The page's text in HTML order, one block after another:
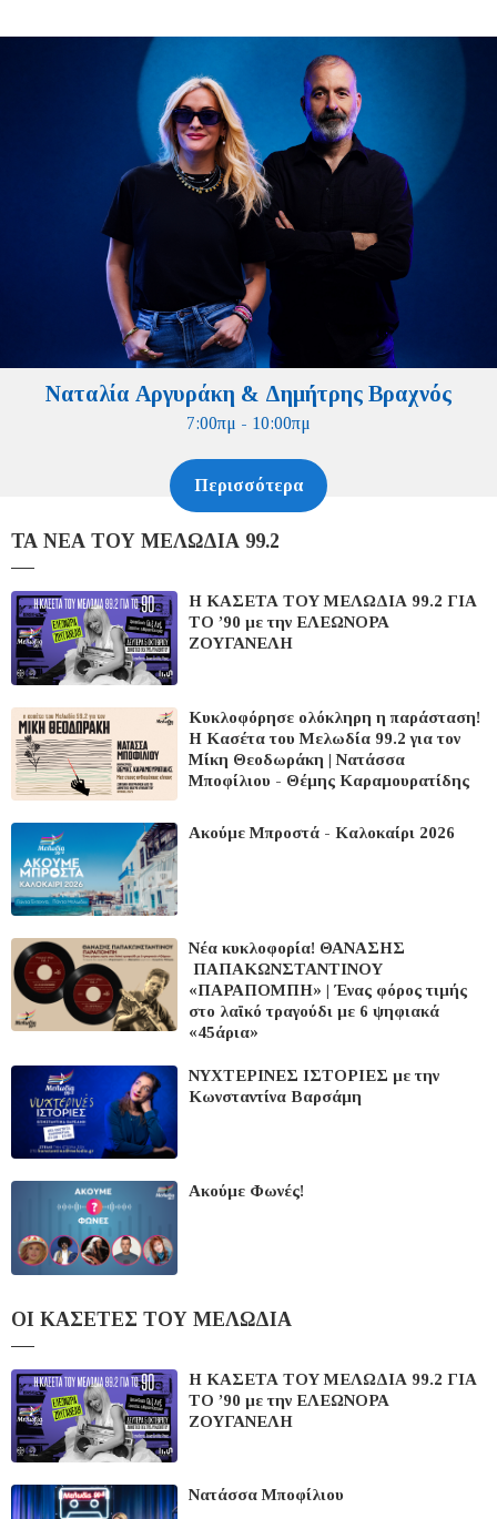
Ναταλία Αργυράκη & Δημήτρης Βραχνός
7:00πμ - 10:00πμ
Περισσότερα
ΤΑ ΝΕΑ ΤΟΥ ΜΕΛΩΔΙΑ 99.2
Η ΚΑΣΕΤΑ ΤΟΥ ΜΕΛΩΔΙΑ 99.2 ΓΙΑ
ΤΟ ’90 με την ΕΛΕΩΝΟΡΑ
ΖΟΥΓΑΝΕΛΗ
Κυκλοφόρησε ολόκληρη η παράσταση!​​​​​​​
Η Κασέτα του Μελωδία 99.2 για τον
Μίκη Θεοδωράκη | Νατάσσα
Μποφίλιου - Θέμης Καραμουρατίδης
Ακούμε Μπροστά - Καλοκαίρι 2026
Νέα κυκλοφορία! ΘΑΝΑΣΗΣ
ΠΑΠΑΚΩΝΣΤΑΝΤΙΝΟΥ
«ΠΑΡΑΠΟΜΠΗ» | Ένας φόρος τιμής
στο λαϊκό τραγούδι με 6 ψηφιακά
«45άρια»
ΝΥΧΤΕΡΙΝΕΣ ΙΣΤΟΡΙΕΣ με την
Κωνσταντίνα Βαρσάμη
Ακούμε Φωνές!
ΟΙ ΚΑΣΕΤΕΣ ΤΟΥ ΜΕΛΩΔΙΑ
Η ΚΑΣΕΤΑ ΤΟΥ ΜΕΛΩΔΙΑ 99.2 ΓΙΑ
ΤΟ ’90 με την ΕΛΕΩΝΟΡΑ
ΖΟΥΓΑΝΕΛΗ
Νατάσσα Μποφίλιου